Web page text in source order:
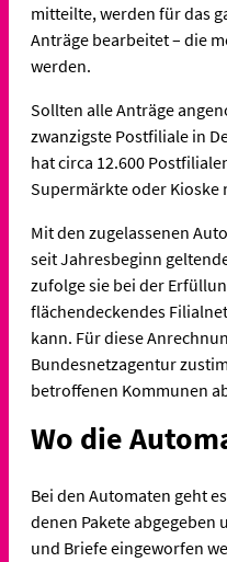
mitteilte, werden für das
Anträge bearbeitet – die
werden.
Sollten alle Anträge
zwanzigste Postfiliale in
hat circa 12.600
Supermärkte oder Kioske
Mit den zugelassenen
seit Jahresbeginn
zufolge sie bei der
flächendeckendes
kann. Für diese
Bundesnetzagentur
betroffenen Kommunen
Wo die
Bei den Automaten geht
denen Pakete
und Briefe eingeworfen